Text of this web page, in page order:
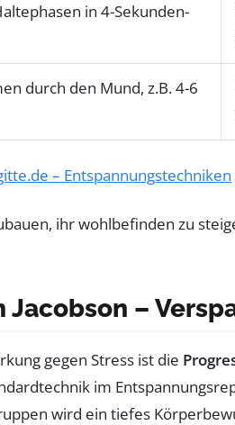
in 4-Sekunden-
durch den Mund, z.B. 4-6
– Entspannungstechniken
–
gegen Stress ist die
im
wird ein tiefes